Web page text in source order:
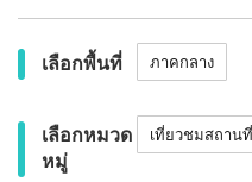
เลือกพื้นที่ ภาคกลาง
เลือกหมวด
หมู่
เที่ยวชมสถาน